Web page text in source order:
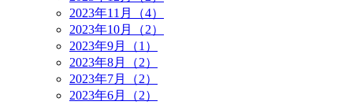
2023年11月（4）
2023年10月（2）
2023年9月（1）
2023年8月（2）
2023年7月（2）
2023年6月（2）